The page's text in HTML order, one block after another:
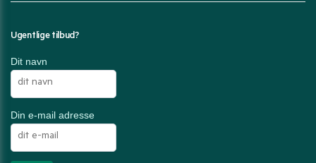
Ugentlige tilbud?
Dit navn
Din e-mail adresse